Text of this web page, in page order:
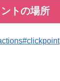
トの場所